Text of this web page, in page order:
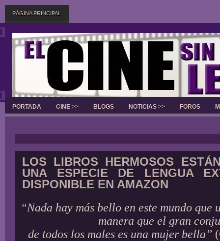
PÁGINA PRINCIPAL
PORTADA CINE >> BLOGS NOTICIAS >> FOROS
LOS LIBROS HERMOSOS
UNA ESPECIE DE LENGUA
DISPONIBLE EN AMAZON
“Nada hay más bello en este mundo que
manera que el gran
de todos los males es una mujer bella”